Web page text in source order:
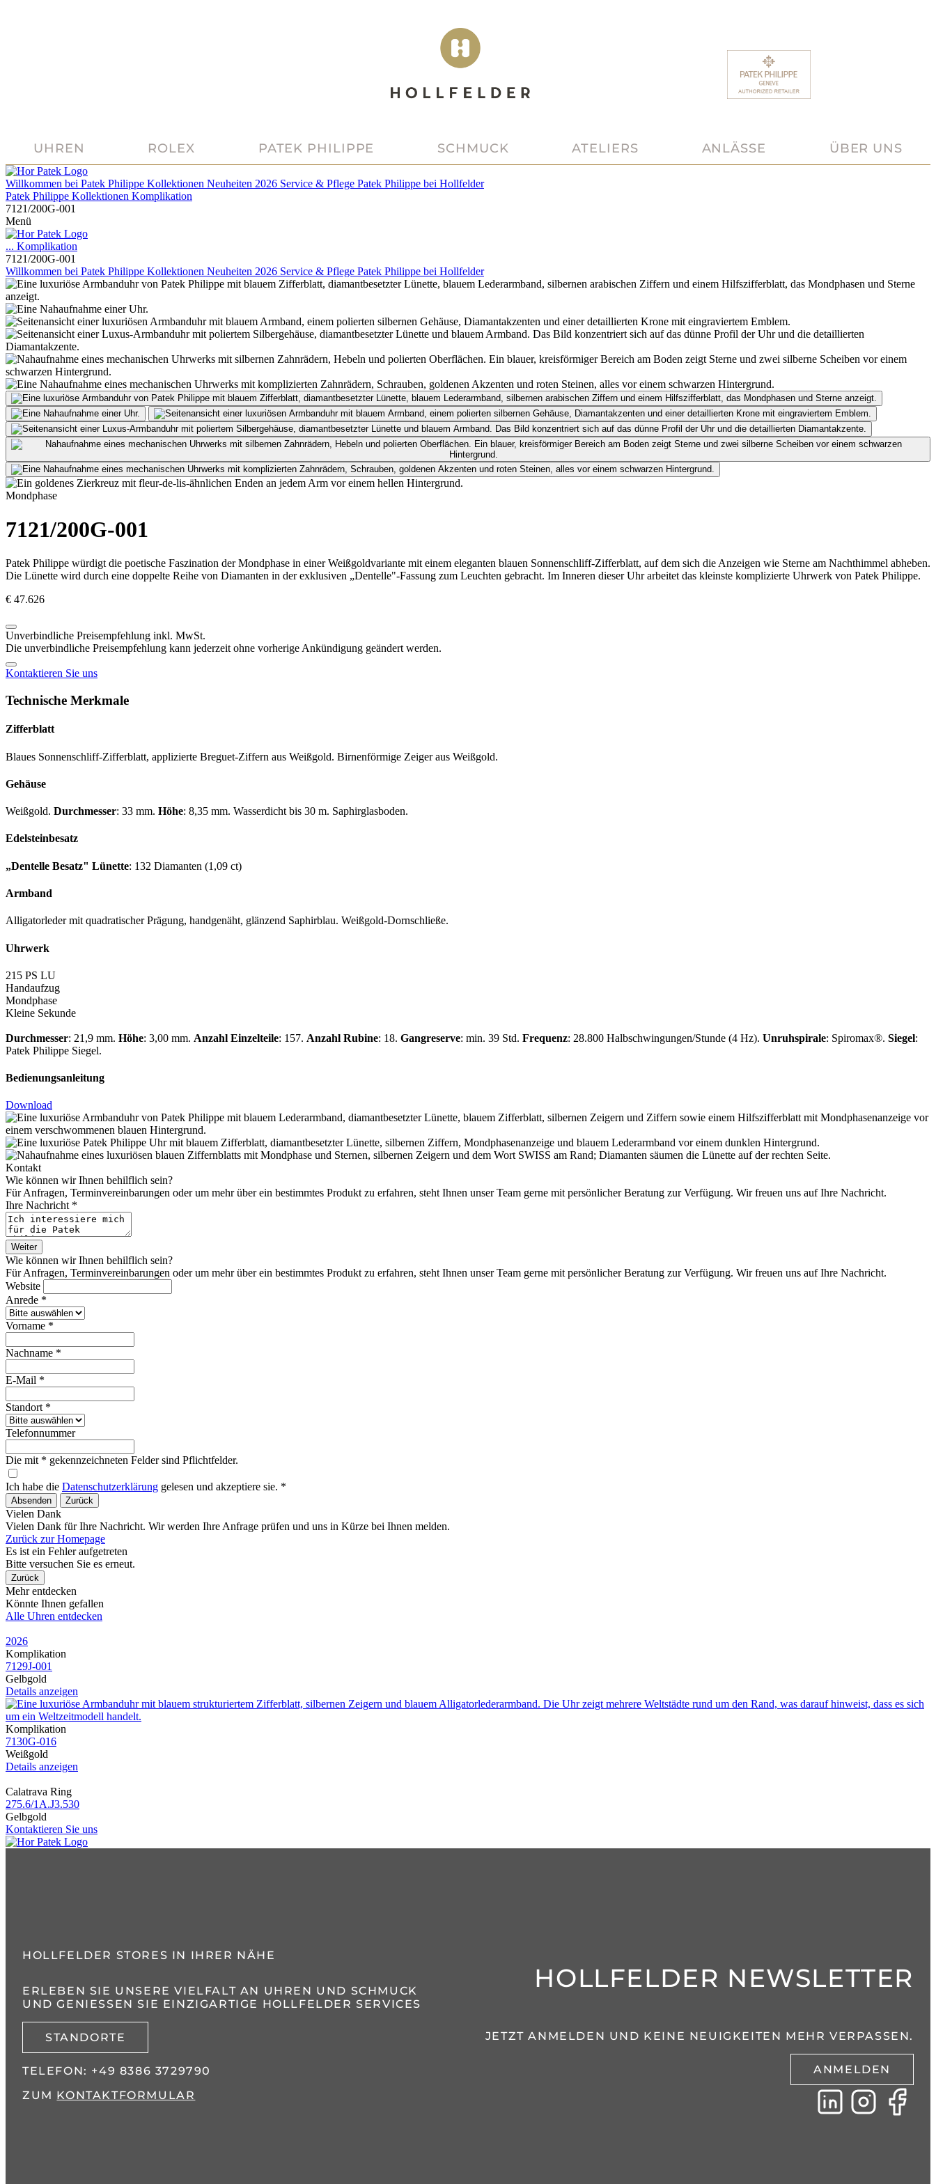
UHREN ROLEX PATEK PHILIPPE SCHMUCK ATELIERS ANLÄSSE ÜBER UNS
Willkommen bei Patek Philippe Kollektionen Neuheiten 2026 Service & Pflege Patek Philippe bei Hollfelder
Patek Philippe Kollektionen Komplikation
7121/200G-001
Menü
... Komplikation
7121/200G-001
Willkommen bei Patek Philippe Kollektionen Neuheiten 2026 Service & Pflege Patek Philippe bei Hollfelder
Mondphase
7121/200G-001
Patek Philippe würdigt die poetische Faszination der Mondphase in einer Weißgoldvariante mit einem eleganten blauen Sonnenschliff-Zifferblatt, auf dem sich die Anzeigen wie Sterne am Nachthimmel abheben.
Die Lünette wird durch eine doppelte Reihe von Diamanten in der exklusiven „Dentelle"-Fassung zum Leuchten gebracht. Im Inneren dieser Uhr arbeitet das kleinste komplizierte Uhrwerk von Patek Philippe.
€ 47.626
Unverbindliche Preisempfehlung inkl. MwSt.
Die unverbindliche Preisempfehlung kann jederzeit ohne vorherige Ankündigung geändert werden.
Kontaktieren Sie uns
Technische Merkmale
Zifferblatt
Blaues Sonnenschliff-Zifferblatt, applizierte Breguet-Ziffern aus Weißgold. Birnenförmige Zeiger aus Weißgold.
Gehäuse
Weißgold. Durchmesser: 33 mm. Höhe: 8,35 mm. Wasserdicht bis 30 m. Saphirglasboden.
Edelsteinbesatz
„Dentelle Besatz" Lünette: 132 Diamanten (1,09 ct)
Armband
Alligatorleder mit quadratischer Prägung, handgenäht, glänzend Saphirblau. Weißgold-Dornschließe.
Uhrwerk
215 PS LU
Handaufzug
Mondphase
Kleine Sekunde
Durchmesser: 21,9 mm. Höhe: 3,00 mm. Anzahl Einzelteile: 157. Anzahl Rubine: 18. Gangreserve: min. 39 Std. Frequenz: 28.800 Halbschwingungen/Stunde (4 Hz). Unruhspirale: Spiromax®. Siegel:
Patek Philippe Siegel.
Bedienungsanleitung
Download
Kontakt
Wie können wir Ihnen behilflich sein?
Für Anfragen, Terminvereinbarungen oder um mehr über ein bestimmtes Produkt zu erfahren, steht Ihnen unser Team gerne mit persönlicher Beratung zur Verfügung. Wir freuen uns auf Ihre Nachricht.
Ihre Nachricht *
Weiter
Wie können wir Ihnen behilflich sein?
Für Anfragen, Terminvereinbarungen oder um mehr über ein bestimmtes Produkt zu erfahren, steht Ihnen unser Team gerne mit persönlicher Beratung zur Verfügung. Wir freuen uns auf Ihre Nachricht.
Website
Anrede *
Vorname *
Nachname *
E-Mail *
Standort *
Telefonnummer
Die mit * gekennzeichneten Felder sind Pflichtfelder.
Ich habe die Datenschutzerklärung gelesen und akzeptiere sie. *
Absenden Zurück
Vielen Dank
Vielen Dank für Ihre Nachricht. Wir werden Ihre Anfrage prüfen und uns in Kürze bei Ihnen melden.
Zurück zur Homepage
Es ist ein Fehler aufgetreten
Bitte versuchen Sie es erneut.
Zurück
Mehr entdecken
Könnte Ihnen gefallen
Alle Uhren entdecken
2026
Komplikation
7129J​-001
Gelbgold
Details anzeigen
Komplikation
7130G​-016
Weißgold
Details anzeigen
Calatrava Ring
275.6​/1A.J3.530
Gelbgold
Kontaktieren Sie uns
HOLLFELDER STORES IN IHRER NÄHE
ERLEBEN SIE UNSERE VIELFALT AN UHREN UND SCHMUCK
UND GENIESSEN SIE EINZIGARTIGE HOLLFELDER SERVICES
STANDORTE
TELEFON: +49 8386 3729790
ZUM KONTAKTFORMULAR
HOLLFELDER NEWSLETTER
JETZT ANMELDEN UND KEINE NEUIGKEITEN MEHR VERPASSEN.
ANMELDEN